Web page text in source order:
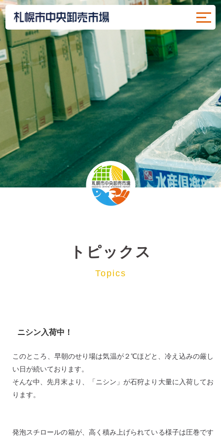
トピックス
Topics
ニシン入荷中！
このところ、早朝のせり場は気温が２℃ほどと、冷え込みの厳し
い日が続いております。
そんな中、先月末より、「ニシン」が石狩より大量に入荷してお
ります。
発泡スチロールの箱が、高く積み上げられている様子は圧巻です